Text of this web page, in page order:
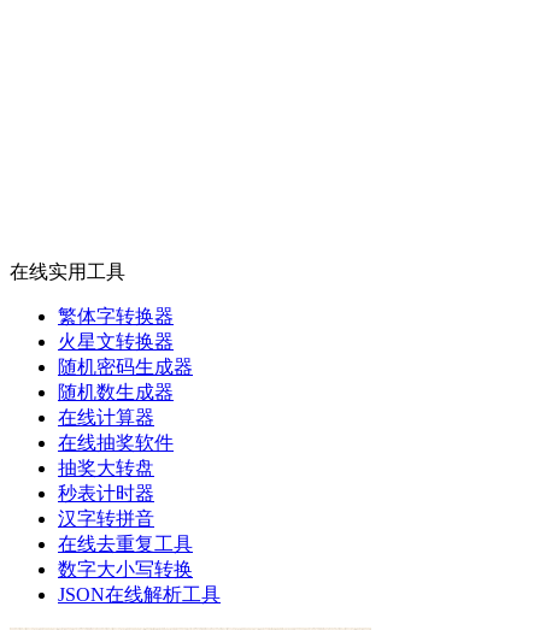
在线实用工具
繁体字转换器
火星文转换器
随机密码生成器
随机数生成器
在线计算器
在线抽奖软件
抽奖大转盘
秒表计时器
汉字转拼音
在线去重复工具
数字大小写转换
JSON在线解析工具